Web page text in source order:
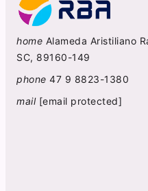
home Alameda Aristiliano
SC, 89160-149
phone 47 9 8823-1380
mail [email protected]